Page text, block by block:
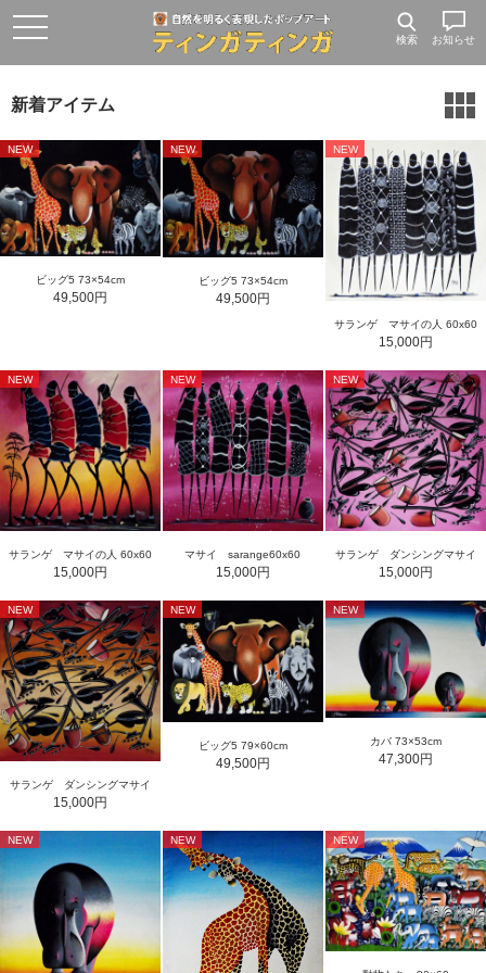
検索 お知らせ
新着アイテム
NEW
ビッグ5 73×54cm
49,500円
NEW
ビッグ5 73×54cm
49,500円
NEW
サランゲ マサイの人 60x60
15,000円
NEW
サランゲ マサイの人 60x60
15,000円
NEW
マサイ sarange60x60
15,000円
NEW
サランゲ ダンシングマサイ
15,000円
NEW
サランゲ ダンシングマサイ
15,000円
NEW
ビッグ5 79×60cm
49,500円
NEW
カバ 73×53cm
47,300円
NEW NEW NEW